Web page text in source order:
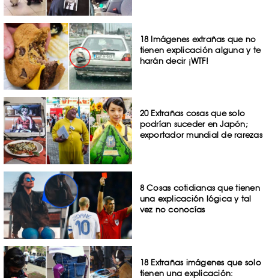
18 Imágenes extrañas que no
tienen explicación alguna y te
harán decir ¡WTF!
20 Extrañas cosas que solo
podrían suceder en Japón;
exportador mundial de rarezas
8 Cosas cotidianas que tienen
una explicación lógica y tal
vez no conocías
18 Extrañas imágenes que solo
tienen una explicación: